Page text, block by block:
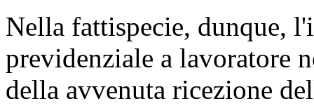
Nella fattispecie, dunque,
previdenziale a lavoratore
della avvenuta ricezione